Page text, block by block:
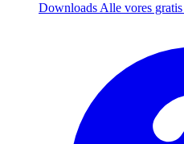
Downloads Alle vores